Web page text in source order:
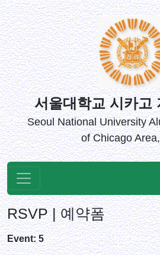
서울대학교 시카고
Seoul National University
of Chicago
RSVP | 예약폼
Event: 5